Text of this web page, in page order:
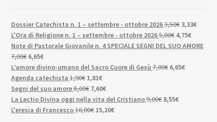
Dossier Catechista n. 1 – settembre - ottobre 20263,50€ Il
prezzo
originale
3,50€.
3,33€Il
attuale
L'Ora di Religione n. 1 – settembre - ottobre 20265,00€ Il
prezzo
era:
4,75€Il
prezzo
Note di Pastorale Giovanile n. 4 SPECIALE SEGNI DEL SUO AMORE
7,00€ Il
prezzo
originale
era:
7,00€.
6,65€Il
prezzo
attuale
è:
6,65€.
L’amore divino-umano del Sacro Cuore di Gesù 7,00€ Il
era:
6,65€Il
Agenda catechista 1,90€ Il
prezzo
originale
era:
1,81€Il
prezzo
attuale
è:
Segni del suo amore8,00€ Il
prezzo
originale
7,60€Il
prezzo
attuale
La Lectio Divina oggi nella vita del Cristiano9,00€ Il8,55€Il
L'eresia di Francesco16,00€ Il15,20€Il